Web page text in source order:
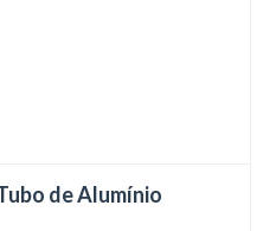
de Alumínio